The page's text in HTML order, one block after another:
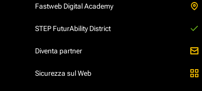
Fastweb Digital Academy
STEP FuturAbility District
Diventa partner
Sicurezza sul Web